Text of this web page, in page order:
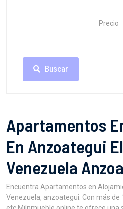
Precio
Buscar
Apartamentos
En Anzoategui
Venezuela
Encuentra Apartamentos en
Venezuela, anzoategui. Con más de